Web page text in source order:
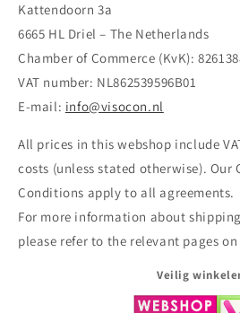
Kattendoorn 3a
6665 HL Driel – The Netherlands
Chamber of Commerce (KvK):
VAT number: NL862539596B01
E-mail: info@visocon.nl
All prices in this webshop include
costs (unless stated otherwise). Our
Conditions apply to all agreements.
For more information about
please refer to the relevant pages
Veilig